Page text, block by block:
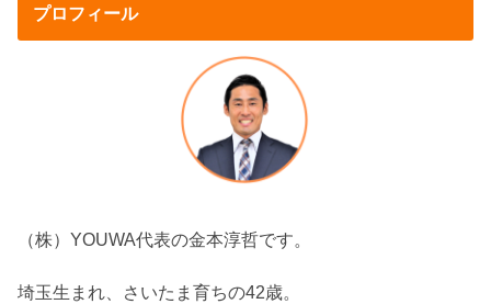
プロフィール
（株）YOUWA代表の金本淳哲です。
埼玉生まれ、さいたま育ちの42歳。